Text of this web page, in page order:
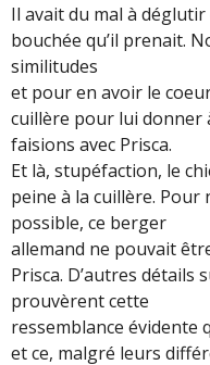
Il avait du mal à
bouchée qu’il prenait.
similitudes
et pour en avoir le
cuillère pour lui donner
faisions avec Prisca.
Et là, stupéfaction, le
peine à la cuillère. Pour
possible, ce berger
allemand ne pouvait
Prisca. D’autres
prouvèrent cette
ressemblance évidente
et ce, malgré leurs